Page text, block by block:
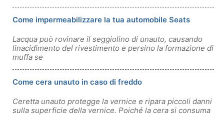
Come impermeabilizzare la tua automobile Seats
Lacqua può rovinare il seggiolino di unauto, causando
linacidimento del rivestimento e persino la formazione di
muffa se
Come cera unauto in caso di freddo
Ceretta unauto protegge la vernice e ripara piccoli danni
sulla superficie della vernice. Poiché la cera si consuma